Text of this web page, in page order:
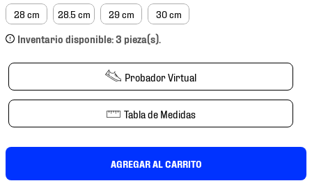
28 cm 28.5 cm 29 cm 30 cm
Inventario disponible: 3 pieza(s).
Probador Virtual
Tabla de Medidas
AGREGAR AL CARRITO
6.
mochila
10. tenis nike